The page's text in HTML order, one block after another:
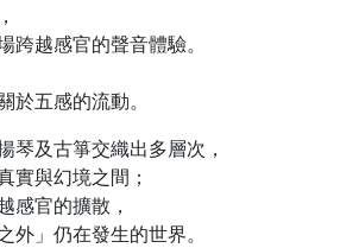
跨越感官的聲音體驗。
於五感的流動。
琴及古箏交織出多層次，
實與幻境之間；
感官的擴散，
外」仍在發生的世界。